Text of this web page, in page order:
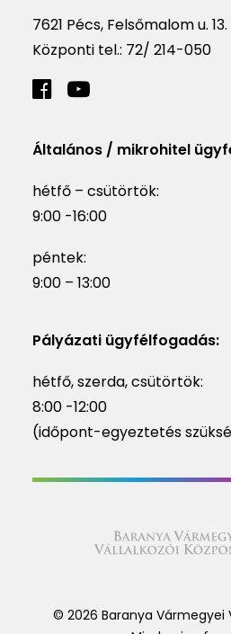
7621 Pécs, Felsőmalom u. 13.
Központi tel.: 72/ 214-050
Általános / mikrohitel
hétfő – csütörtök:
9:00 -16:00
péntek:
9:00 – 13:00
Pályázati ügyfélfogadás:
hétfő, szerda, csütörtök:
8:00 -12:00
(időpont-egyeztetés
© 2026 Baranya Vármegyei